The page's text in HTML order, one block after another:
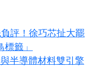
評！徐巧芯扯大罷
籤」
半導體材料雙引擎